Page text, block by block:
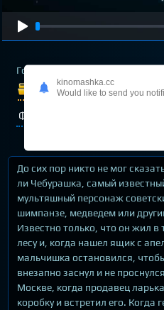
Год выпуска
Жанр: Мультфильмы
Фэнтези
До сих пор никто не мог
ли Чебурашка, самый
мультяшный персонаж
шимпанзе, медведем или
Известно только, что он жил в
лесу и, когда нашел ящик с
мальчишка остановился,
внезапно заснул и не
Москве, когда продавец
коробку и встретил его. Когда
kinomashka.cc
Would like to send you